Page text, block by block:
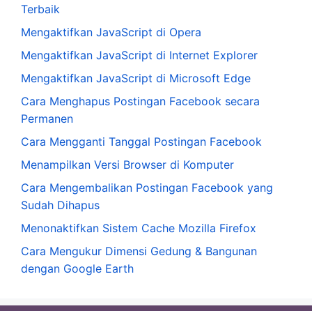
Terbaik
Mengaktifkan JavaScript di Opera
Mengaktifkan JavaScript di Internet Explorer
Mengaktifkan JavaScript di Microsoft Edge
Cara Menghapus Postingan Facebook secara
Permanen
Cara Mengganti Tanggal Postingan Facebook
Menampilkan Versi Browser di Komputer
Cara Mengembalikan Postingan Facebook yang
Sudah Dihapus
Menonaktifkan Sistem Cache Mozilla Firefox
Cara Mengukur Dimensi Gedung & Bangunan
dengan Google Earth